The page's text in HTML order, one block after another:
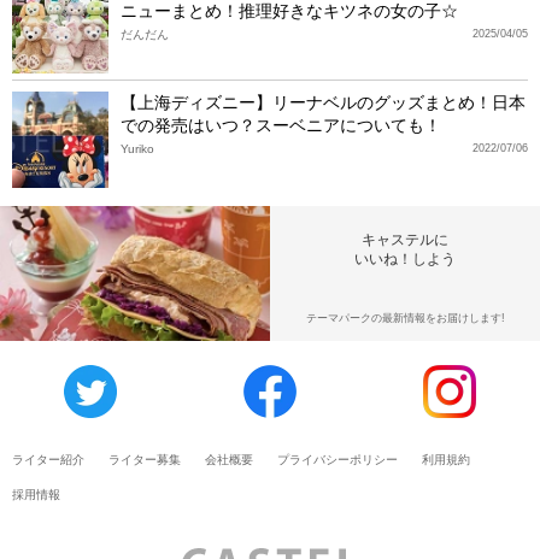
ニューまとめ！推理好きなキツネの女の子☆
2025/04/05
だんだん
【上海ディズニー】リーナベルのグッズまとめ！日本
での発売はいつ？スーベニアについても！
2022/07/06
Yuriko
キャステルに
いいね！しよう
テーマパークの最新情報をお届けします!
ライター紹介 ライター募集 会社概要 プライバシーポリシー 利用規約
採用情報